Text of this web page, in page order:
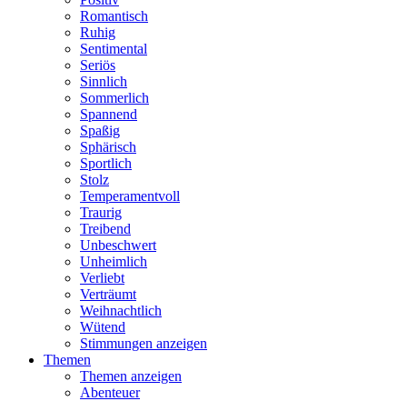
Romantisch
Ruhig
Sentimental
Seriös
Sinnlich
Sommerlich
Spannend
Spaßig
Sphärisch
Sportlich
Stolz
Temperamentvoll
Traurig
Treibend
Unbeschwert
Unheimlich
Verliebt
Verträumt
Weihnachtlich
Wütend
Stimmungen anzeigen
Themen
Themen anzeigen
Abenteuer